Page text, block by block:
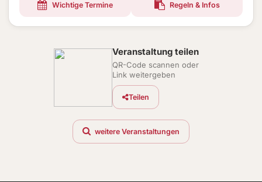
Wichtige Termine Regeln & Infos
Veranstaltung teilen
QR-Code scannen oder
Link weitergeben
Teilen
weitere Veranstaltungen